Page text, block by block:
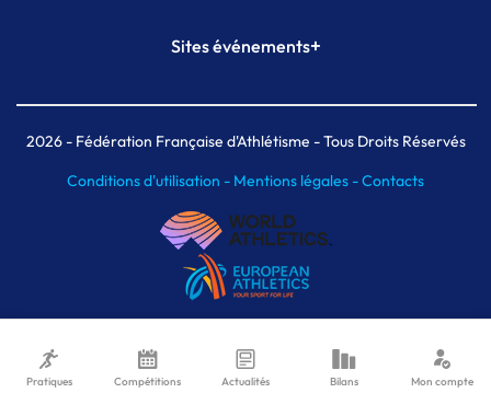
Plateforme Formation
Sites événements+
Meeting de Paris indoor
MAIF Ekiden de Paris
2026- Fédération Française d'Athlétisme - Tous Droits Réservés
Conditions d'utilisation - Mentions légales -Contacts
Pratiques Compétitions Actualités Bilans Mon compte